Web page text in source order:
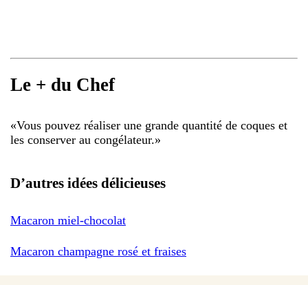
Le + du Chef
«Vous pouvez réaliser une grande quantité de coques et
les conserver au congélateur.»
D’autres idées délicieuses
Macaron miel-chocolat
Macaron champagne rosé et fraises